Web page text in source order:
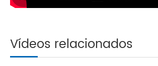
Vídeos relacionados